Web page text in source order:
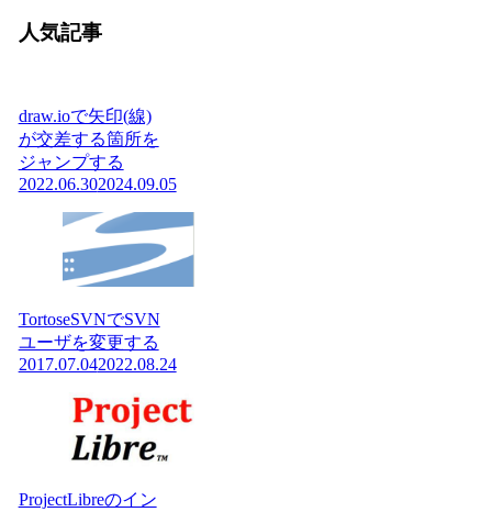
人気記事
draw.ioで矢印(線)
が交差する箇所を
ジャンプする
2022.06.302024.09.05
TortoseSVNでSVN
ユーザを変更する
2017.07.042022.08.24
ProjectLibreのイン